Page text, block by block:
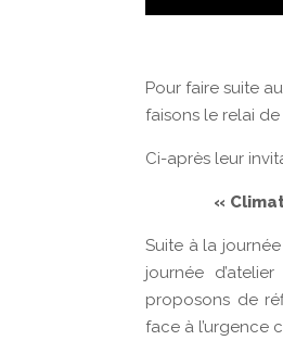
Pour faire suite
faisons le relai
Ci-après leur
«
Suite à la
journée
proposons de
face à l’urgence